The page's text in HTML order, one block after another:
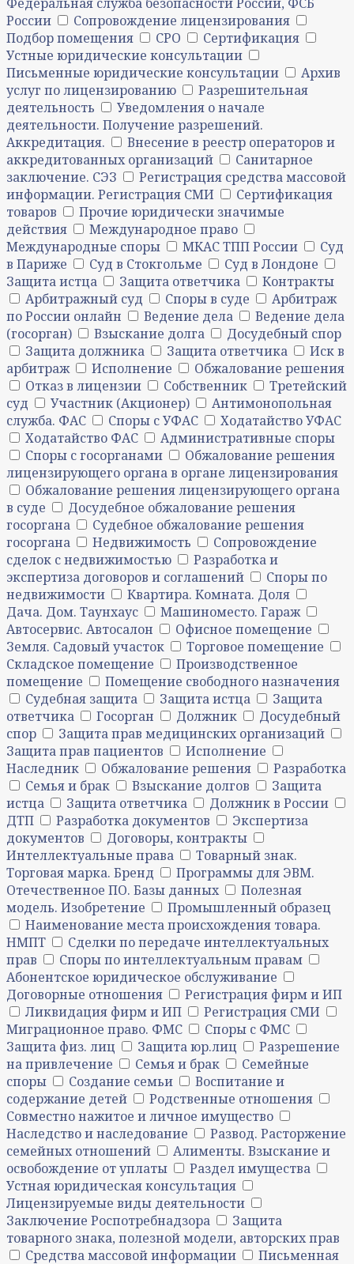
России
Сопровождение лицензирования
Подбор помещения
СРО
Сертификация
Устные юридические консультации
Письменные юридические консультации
Архив
услуг по лицензированию
Разрешительная
деятельность
Уведомления о начале
деятельности. Получение разрешений.
Аккредитация.
Внесение в реестр операторов и
аккредитованных организаций
Санитарное
заключение. СЭЗ
Регистрация средства массовой
информации. Регистрация СМИ
Сертификация
товаров
Прочие юридически значимые
действия
Международное право
Международные споры
МКАС ТПП России
Суд
в Париже
Суд в Стокгольме
Суд в Лондоне
Защита истца
Защита ответчика
Контракты
Арбитражный суд
Споры в суде
Арбитраж
по России онлайн
Ведение дела
Ведение дела
(госорган)
Взыскание долга
Досудебный спор
Защита должника
Защита ответчика
Иск в
арбитраж
Исполнение
Обжалование решения
Отказ в лицензии
Собственник
Третейский
суд
Участник (Акционер)
Антимонопольная
служба. ФАС
Споры с УФАС
Ходатайство УФАС
Ходатайство ФАС
Административные споры
Споры с госорганами
Обжалование решения
лицензирующего органа в органе лицензирования
Обжалование решения лицензирующего органа
в суде
Досудебное обжалование решения
госоргана
Судебное обжалование решения
госоргана
Недвижимость
Сопровождение
сделок с недвижимостью
Разработка и
экспертиза договоров и соглашений
Споры по
недвижимости
Квартира. Комната. Доля
Дача. Дом. Таунхаус
Машиноместо. Гараж
Автосервис. Автосалон
Офисное помещение
Земля. Садовый участок
Торговое помещение
Складское помещение
Производственное
помещение
Помещение свободного назначения
Судебная защита
Защита истца
Защита
ответчика
Госорган Должник
Досудебный
спор
Защита прав медицинских организаций
Защита прав пациентов
Исполнение
Наследник
Обжалование решения
Разработка
Семья и брак
Взыскание долгов
Защита
истца
Защита ответчика
Должник в России
ДТП
Разработка документов
Экспертиза
документов
Договоры, контракты
Интеллектуальные права
Товарный знак.
Торговая марка. Бренд
Программы для ЭВМ.
Отечественное ПО. Базы данных
Полезная
модель. Изобретение
Промышленный образец
Наименование места происхождения товара.
НМПТ
Сделки по передаче интеллектуальных
прав
Споры по интеллектуальным правам
Абонентское юридическое обслуживание
Договорные отношения
Регистрация фирм и ИП
Ликвидация фирм и ИП
Регистрация СМИ
Миграционное право. ФМС
Споры с ФМС
Защита физ. лиц
Защита юр.лиц
Разрешение
на привлечение
Семья и брак
Семейные
споры
Создание семьи
Воспитание и
содержание детей
Родственные отношения
Совместно нажитое и личное имущество
Наследство и наследование
Развод. Расторжение
семейных отношений
Алименты. Взыскание и
освобождение от уплаты
Раздел имущества
Устная юридическая консультация
Лицензируемые виды деятельности
Заключение Роспотребнадзора
Защита
товарного знака, полезной модели, авторских прав
Средства массовой информации
Письменная